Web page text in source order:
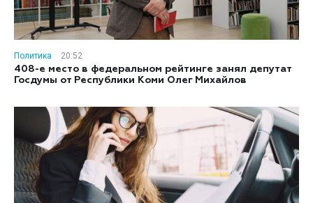
Политика
20:52
408-е место в федеральном рейтинге занял депутат
Госдумы от Республики Коми Олег Михайлов